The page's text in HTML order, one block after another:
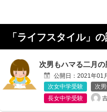
「 ライフスタイル」
次男もハマる二月の
公開日： 2021年01
次女中学受験
次
長女中学受験